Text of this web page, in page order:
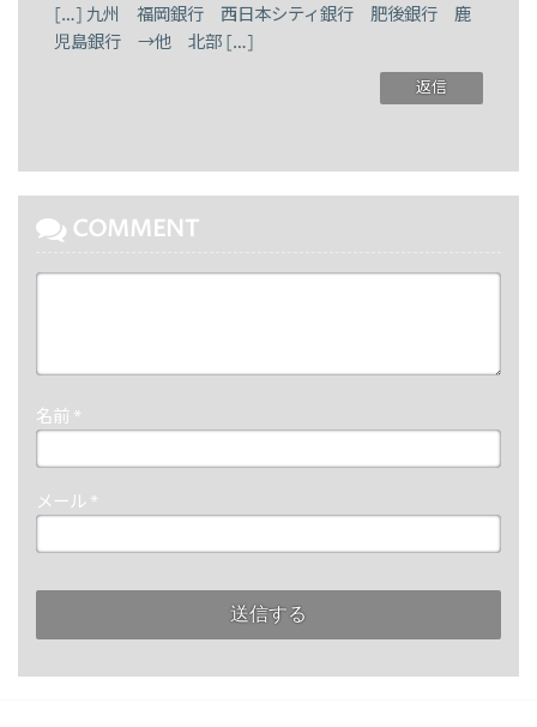
[…] 九州 福岡銀行 西日本シティ銀行 肥後銀行 鹿
児島銀行 →他 北部 […]
返信
COMMENT
名前 *
メール *